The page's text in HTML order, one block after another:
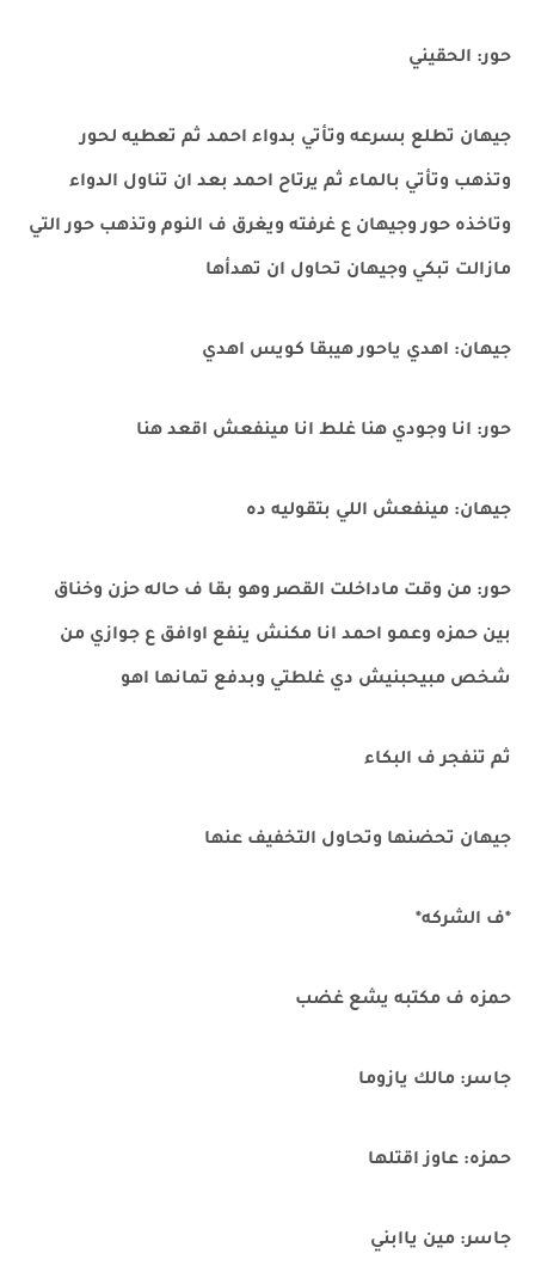
حور: الحقيني
جيهان تطلع بسرعه وتأتي بدواء احمد ثم تعطيه لحور
وتذهب وتأتي بالماء ثم يرتاح احمد بعد ان تناول الدواء
وتاخذه حور وجيهان ع غرفته ويغرق ف النوم وتذهب حور التي
مازالت تبكي وجيهان تحاول ان تهدأها
جيهان: اهدي ياحور هيبقا كويس اهدي
حور: انا وجودي هنا غلط انا مينفعش اقعد هنا
جيهان: مينفعش اللي بتقوليه ده
حور: من وقت ماداخلت القصر وهو بقا ف حاله حزن وخناق
بين حمزه وعمو احمد انا مكنش ينفع اوافق ع جوازي من
شخص مبيحبنيش دي غلطتي وبدفع تمانها اهو
ثم تنفجر ف البكاء
جيهان تحضنها وتحاول التخفيف عنها
*ف الشركه*
حمزه ف مكتبه يشع غضب
جاسر: مالك يازوما
حمزه: عاوز اقتلها
جاسر: مين ياابني